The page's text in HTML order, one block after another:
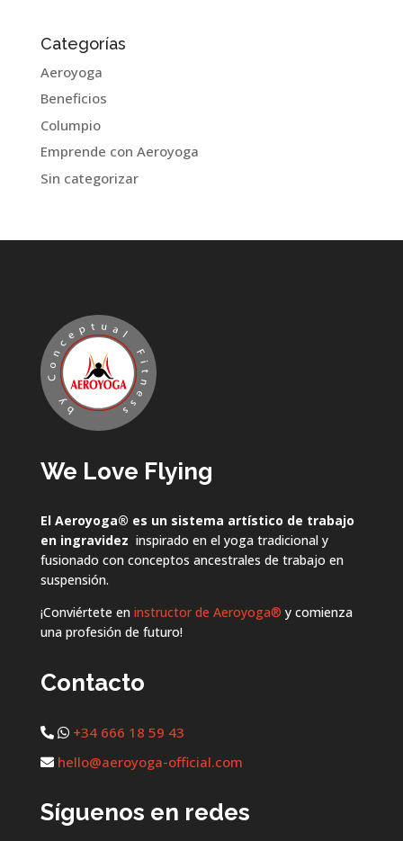
Categorías
Aeroyoga
Beneficios
Columpio
Emprende con Aeroyoga
Sin categorizar
We Love Flying
El Aeroyoga® es un sistema artístico de trabajo
en ingravidez inspirado en el yoga tradicional y
fusionado con conceptos ancestrales de trabajo en
suspensión.
¡Conviértete en instructor de Aeroyoga® y comienza
una profesión de futuro!
Contacto
+34 666 18 59 43
hello@aeroyoga-official.com
Síguenos en redes